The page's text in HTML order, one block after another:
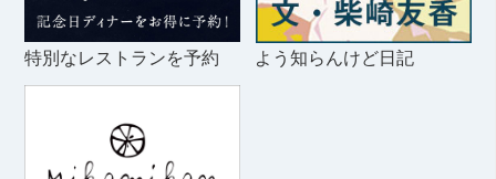
特別なレストランを予約 よう知らんけど日記